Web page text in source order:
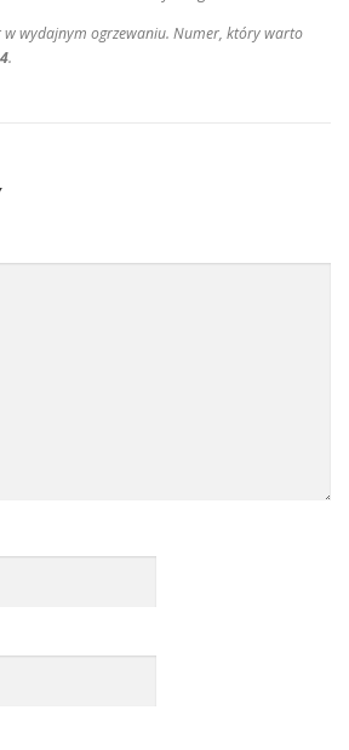
wydajnym ogrzewaniu. Numer, który warto
.